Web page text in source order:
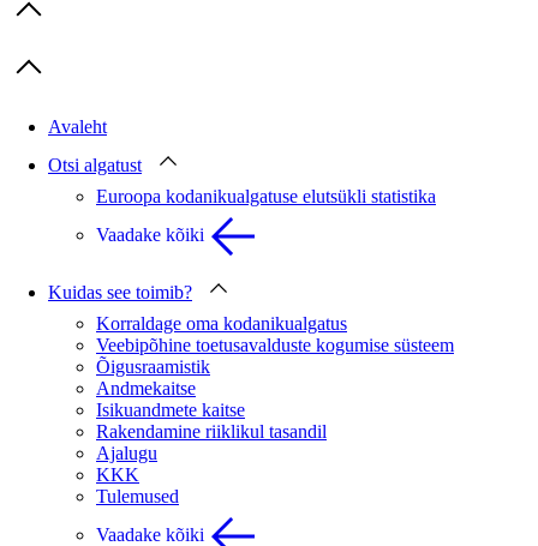
Previous items
Next items
Avaleht
Otsi algatust
Euroopa kodanikualgatuse elutsükli statistika
Vaadake kõiki
Kuidas see toimib?
Korraldage oma kodanikualgatus
Veebipõhine toetusavalduste kogumise süsteem
Õigusraamistik
Andmekaitse
Isikuandmete kaitse
Rakendamine riiklikul tasandil
Ajalugu
KKK
Tulemused
Vaadake kõiki